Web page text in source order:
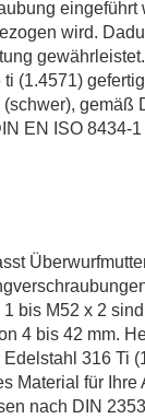
eingeführt
wird.
(1.4571)
gemäß
EN ISO 8434-
bis M52 x 2
4 bis 42 mm.
316 Ti
Material für Ihre
nach DIN